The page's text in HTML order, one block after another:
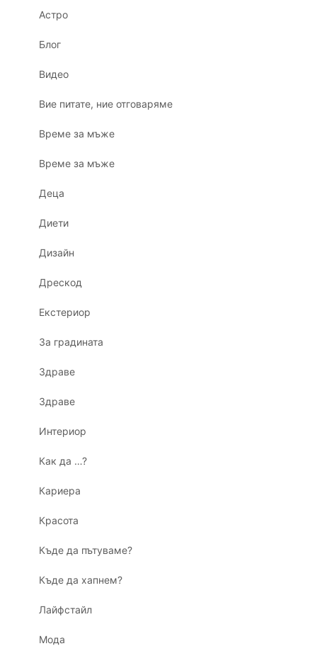
Астро
Блог
Видео
Вие питате, ние отговаряме
Време за мъже
Време за мъже
Деца
Диети
Дизайн
Дрескод
Екстериор
За градината
Здраве
Здраве
Интериор
Как да …?
Кариера
Красота
Къде да пътуваме?
Къде да хапнем?
Лайфстайл
Мода